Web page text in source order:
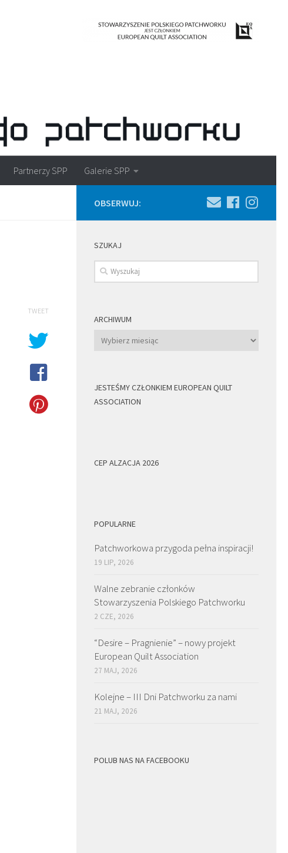
Partnerzy SPP Galerie SPP
TWEET
OBSERWUJ:
SZUKAJ
ARCHIWUM
Archiwum
JESTEŚMY CZŁONKIEM EUROPEAN QUILT
ASSOCIATION
CEP ALZACJA 2026
POPULARNE
Patchworkowa przygoda pełna inspiracji!
19 LIP, 2026
Walne zebranie członków
Stowarzyszenia Polskiego Patchworku
2 CZE, 2026
“Desire – Pragnienie” – nowy projekt
European Quilt Association
27 MAJ, 2026
Kolejne – III Dni Patchworku za nami
21 MAJ, 2026
POLUB NAS NA FACEBOOKU